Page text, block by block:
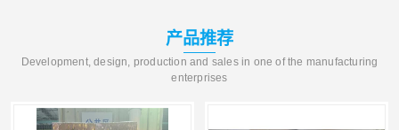
产品推荐
Development, design, production and sales in one of the manufacturing
enterprises